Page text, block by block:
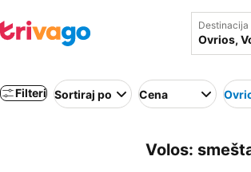
Destinacija
Filteri Sortiraj po Cena
Volos: